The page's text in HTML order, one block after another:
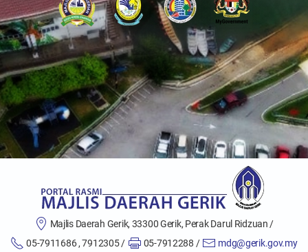
Majlis Daerah Gerik, 33300 Gerik, Perak Darul Ridzuan /
05-7911686 , 7912305 /
05-7912288 / mdg@gerik.gov.my